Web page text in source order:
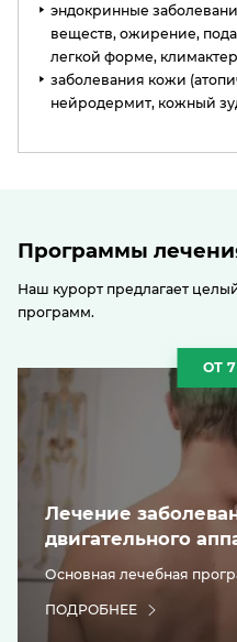
эндокринные
веществ, ожирение,
легкой форме,
заболевания кожи
нейродермит, кожный
Программы
Наш курорт предлагает
программ.
ОТ
Лечение
двигательного
Основная лечебная
ПОДРОБНЕЕ